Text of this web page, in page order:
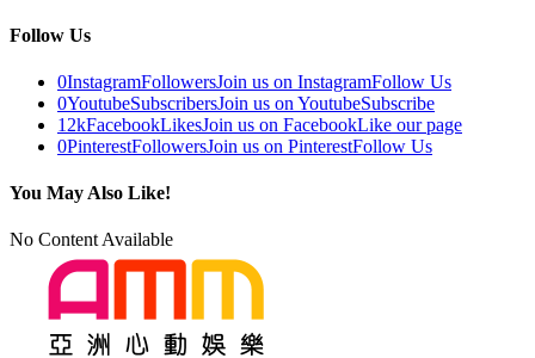
Follow Us
0InstagramFollowersJoin us on InstagramFollow Us
0YoutubeSubscribersJoin us on YoutubeSubscribe
12kFacebookLikesJoin us on FacebookLike our page
0PinterestFollowersJoin us on PinterestFollow Us
You May Also Like!
No Content Available